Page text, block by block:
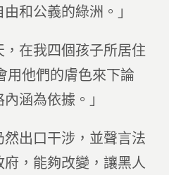
和公義的綠洲。」
，在我四個孩子所居住
用他們的膚色來下論
涵為依據。」
然出口干涉，並聲言法
，能夠改變，讓黑人